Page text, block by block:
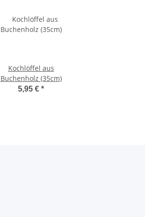
Kochlöffel aus
Buchenholz (35cm)
5,95 € *